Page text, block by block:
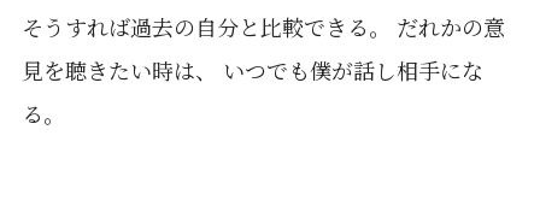
そうすれば過去の自分と比較できる。 だれかの意
見を聴きたい時は、 いつでも僕が話し相手にな
る。